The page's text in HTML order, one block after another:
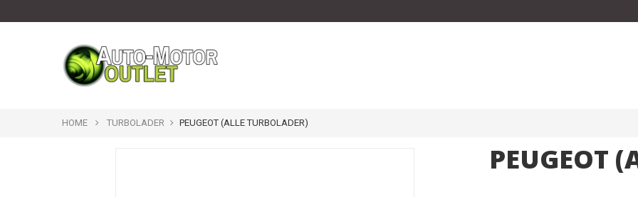
HOME TURBOLADER PEUGEOT (ALLE TURBOLADER)
PEUGEOT